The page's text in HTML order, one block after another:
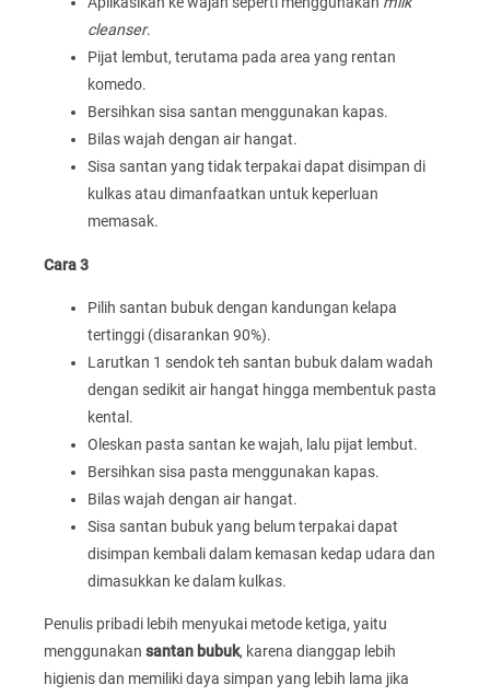
cleanser.
Pijat lembut, terutama pada area yang rentan
komedo.
Bersihkan sisa santan menggunakan kapas.
Bilas wajah dengan air hangat.
Sisa santan yang tidak terpakai dapat disimpan di
kulkas atau dimanfaatkan untuk keperluan
memasak.
Cara 3
Pilih santan bubuk dengan kandungan kelapa
tertinggi (disarankan 90%).
Larutkan 1 sendok teh santan bubuk dalam wadah
dengan sedikit air hangat hingga membentuk pasta
kental.
Oleskan pasta santan ke wajah, lalu pijat lembut.
Bersihkan sisa pasta menggunakan kapas.
Bilas wajah dengan air hangat.
Sisa santan bubuk yang belum terpakai dapat
disimpan kembali dalam kemasan kedap udara dan
dimasukkan ke dalam kulkas.
Penulis pribadi lebih menyukai metode ketiga, yaitu
menggunakan santan bubuk, karena dianggap lebih
higienis dan memiliki daya simpan yang lebih lama jika